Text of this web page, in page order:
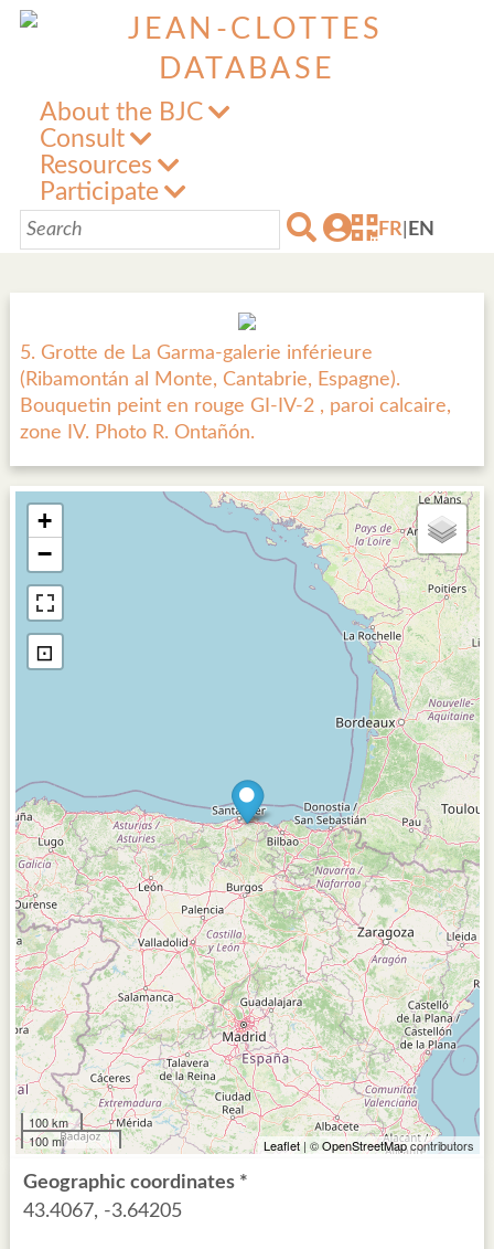
About the BJC
Consult
Resources
Participate
FR EN
5. Grotte de La Garma-galerie inférieure
(Ribamontán al Monte, Cantabrie, Espagne).
Bouquetin peint en rouge GI-IV-2 , paroi calcaire,
zone IV. Photo R. Ontañón.
+
−
⊡
100 km
100 mi
Leaflet| ©OpenStreetMapcontributors
Geographic coordinates *
43.4067, -3.64205